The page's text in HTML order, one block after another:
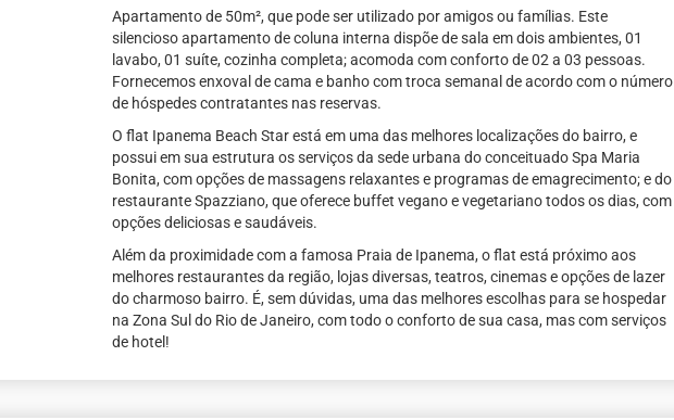
Apartamento de 50m², que pode ser utilizado por amigos ou famílias. Este
silencioso apartamento de coluna interna dispõe de sala em dois ambientes, 01
lavabo, 01 suíte, cozinha completa; acomoda com conforto de 02 a 03 pessoas.
Fornecemos enxoval de cama e banho com troca semanal de acordo com o número
de hóspedes contratantes nas reservas.
O flat Ipanema Beach Star está em uma das melhores localizações do bairro, e
possui em sua estrutura os serviços da sede urbana do conceituado Spa Maria
Bonita, com opções de massagens relaxantes e programas de emagrecimento; e do
restaurante Spazziano, que oferece buffet vegano e vegetariano todos os dias, com
opções deliciosas e saudáveis.
Além da proximidade com a famosa Praia de Ipanema, o flat está próximo aos
melhores restaurantes da região, lojas diversas, teatros, cinemas e opções de lazer
do charmoso bairro. É, sem dúvidas, uma das melhores escolhas para se hospedar
na Zona Sul do Rio de Janeiro, com todo o conforto de sua casa, mas com serviços
de hotel!